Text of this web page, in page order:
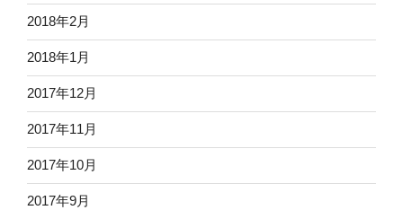
2018年2月
2018年1月
2017年12月
2017年11月
2017年10月
2017年9月